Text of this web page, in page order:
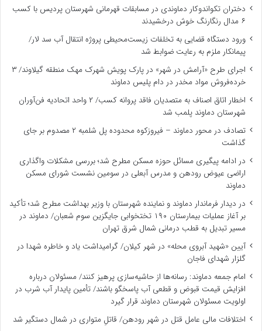
دختران تکواندوکار دماوندی در مسابقات قهرمانی شهرستان پردیس با کسب
۶ مدال رنگارنگ خوش درخشیدند
ورود دستگاه قضایی به تخلفات زیست‌محیطی پروژه انتقال آب سد لار/
پیمانکار ملزم به رعایت ضوابط شد
اجرای طرح «آرامش در شهر» در پارک پویش شهرک مهک منطقه گیلاوند/ ۳
خرده‌فروش مواد مخدر در دام پلیس دماوند
اخطار اتاق اصناف به متصدیان فاقد پروانه کسب/ ۲ واحد اتحادیه فن‌آوران
شهرستان دماوند پلمب شد
تصادف در محور دماوند – فیروزکوه محدوده پل شلمبه ۲ مصدوم بر جای
گذاشت
در ادامه پیگیری مسائل حوزه مسکن مطرح شد؛ بررسی مشکلات واگذاری
اراضی عیوض رودهن و مدرس آبعلی در سومین نشست شورای مسکن
دماوند
در دیدار فرماندار دماوند و نماینده شهرستان با وزیر بهداشت مطرح شد؛ تأکید
بر آغاز عملیات بیمارستان ۱۹۰ تختخوابی جایگزین سوم شعبان/ دماوند در
مسیر تبدیل به قطب درمانی شمال شرق تهران
آیین «شهید آبروی محله» در شهر کیلان/ گرامیداشت یاد و خاطره شهدا در
گلزار شهدای فاجان
امام جمعه دماوند: رسانه‌ها از حاشیه‌سازی پرهیز کنند/ مسئولان درباره
افزایش قیمت قبوض و قطعی آب پاسخگو باشند/ تأمین پایدار آب شرب در
اولویت مسئولان شهرستان دماوند قرار گیرد
اختلافات مالی عامل قتل در شهر رودهن/ قاتلِ متواری در شمال دستگیر شد